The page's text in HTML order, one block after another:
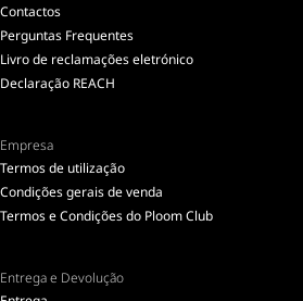
Contactos
Perguntas Frequentes
Livro de reclamações eletrónico
Declaração REACH
Empresa
Termos de utilização
Condições gerais de venda
Termos e Condições do Ploom Club
Entrega e Devolução